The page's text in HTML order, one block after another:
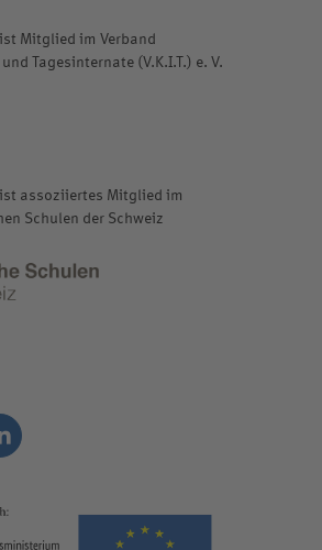
Mitglied im Verband
Tagesinternate (V.K.I.T.) e. V.
assoziiertes Mitglied im
Schulen der Schweiz
Linkedin
www.bmwk.de